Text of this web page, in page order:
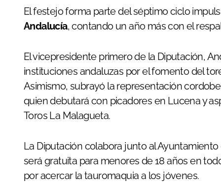
El festejo forma parte del séptimo ciclo
Andalucía, contando un año más con el
El vicepresidente primero de la Diputación,
instituciones andaluzas por el fomento del
Asimismo, subrayó la representación
quien debutará con picadores en Lucena y
Toros La Malagueta.
La Diputación colabora junto al
será gratuita para menores de 18 años en
por acercar la tauromaquia a los jóvenes.